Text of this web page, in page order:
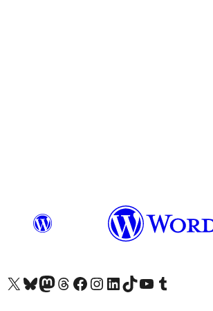
查看我們的 X (之前的 Twitter) 帳號造訪我們的 Bluesky 帳號造訪我們的 Mastodon 帳號造訪我們的 Threads 帳號 造訪我們的 Facebook 粉絲專頁Visit our Instagram account
Visit our LinkedIn account
造訪我們的 TikTok 帳號Visit our YouTube channel
造訪我們的 Tumblr 帳號